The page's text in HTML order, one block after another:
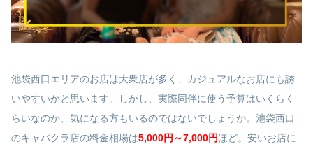
池袋西口エリアのお店は大衆店が多く、カジュアルなお店にも誘
いやすいかと思います。しかし、実際同伴に使う予算はいくらく
らいなのか、気になる方もいるのではないでしょうか。池袋西口
のキャバクラ店の料金相場は5,000円～7,000円ほど。安いお店に